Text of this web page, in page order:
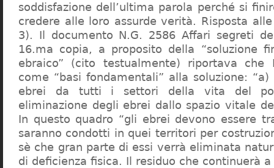
soddisfazione dell’ultima parola perché si
credere alle loro assurde verità. Risposta
3). Il documento N.G. 2586 Affari segreti
16.ma copia, a proposito della “soluzione
ebraico” (cito testualmente) riportava che
come “basi fondamentali” alla soluzione:
ebrei da tutti i settori della vita del
eliminazione degli ebrei dallo spazio vitale
In questo quadro “gli ebrei devono essere
saranno condotti in quei territori per
sè che gran parte di essi verrà eliminata
di deficienza fisica. Il residuo che continuerà